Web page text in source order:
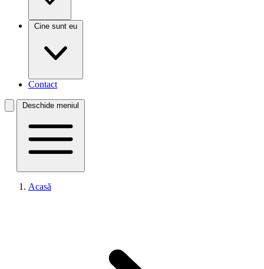
Cine sunt eu
Contact
Deschide meniul
Acasă